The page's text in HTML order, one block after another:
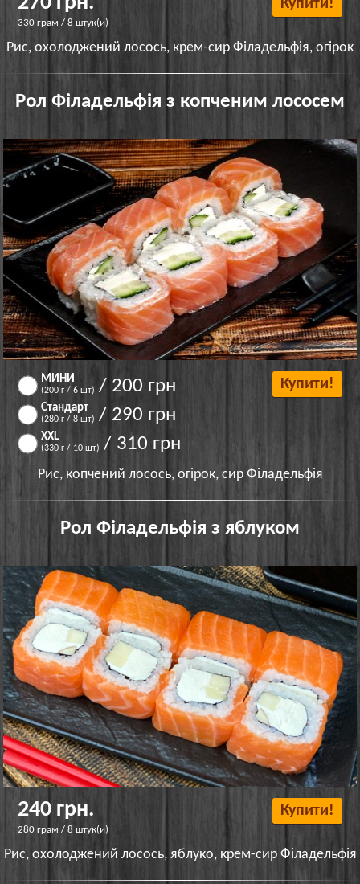
330 грам / 8 штук(и)
Купити!
Рис, охолоджений лосось, крем-сир Філадельфія, огірок
Рол Філадельфія з копченим лососем
МИНИ
(200 г / 6 шт) / 200 грн
Стандарт
(280 г / 8 шт) / 290 грн
XXL
(330 г / 10 шт) / 310 грн
Купити!
Рис, копчений лосось, огірок, сир Філадельфія
Рол Філадельфія з яблуком
240 грн.
280 грам / 8 штук(и)
Купити!
Рис, охолоджений лосось, яблуко, крем-сир Філадельфія